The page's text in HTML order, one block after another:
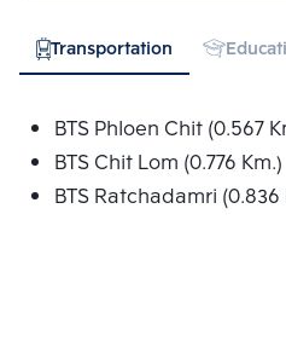
Transportation
BTS Phloen Chit (0.567
BTS Chit Lom (0.776 Km.)
BTS Ratchadamri (0.836